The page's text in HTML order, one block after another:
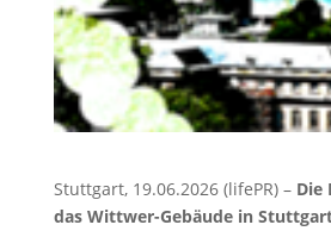
Stuttgart, 19.06.2026 (lifePR) – Die
das Wittwer-Gebäude in